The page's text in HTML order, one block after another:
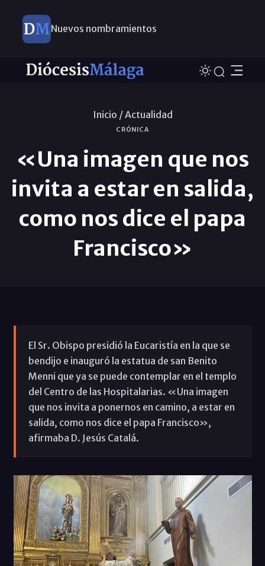
Nuevos nombramientos
Inicio /Actualidad
CRÓNICA
«Una imagen que nos
invita a estar en salida,
como nos dice el papa
Francisco»
El Sr. Obispo presidió la Eucaristía en la que se
bendijo e inauguró la estatua de san Benito
Menni que ya se puede contemplar en el templo
del Centro de las Hospitalarias. «Una imagen
que nos invita a ponernos en camino, a estar en
salida, como nos dice el papa Francisco»,
afirmaba D. Jesús Catalá.